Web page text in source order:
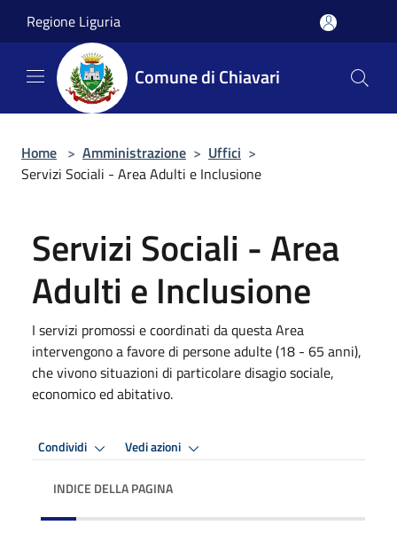
Regione Liguria
Comune di Chiavari
Home > Amministrazione > Uffici >
Servizi Sociali - Area Adulti e Inclusione
Servizi Sociali - Area
Adulti e Inclusione
I servizi promossi e coordinati da questa Area
intervengono a favore di persone adulte (18 - 65 anni),
che vivono situazioni di particolare disagio sociale,
economico ed abitativo.
Condividi Vedi azioni
INDICE DELLA PAGINA